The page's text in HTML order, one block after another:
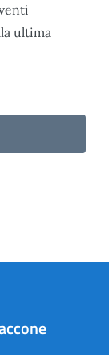
ultima